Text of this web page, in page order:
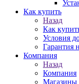
Как купить
Назад
Как
Условия
Гарантия
Компания
Назад
Компания
Магазины